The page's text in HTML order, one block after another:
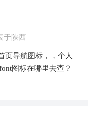
于陕西
页导航图标，，个人
图标在哪里去查？